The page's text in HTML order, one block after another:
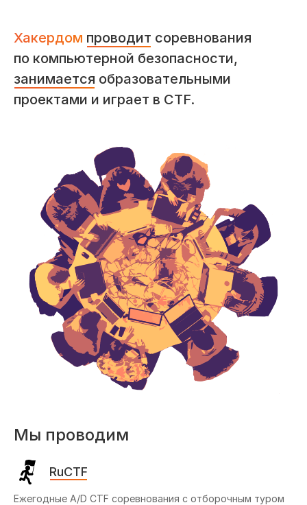
Хакердом проводит соревнования
по компьютерной безопасности,
занимается образовательными
проектами и играет в CTF.
Мы проводим
RuCTF
Ежегодные A/D CTF соревнования с отборочным туром